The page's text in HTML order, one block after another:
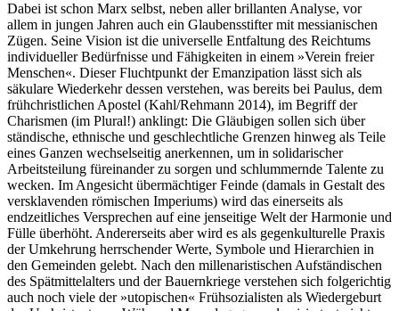
Dabei ist schon Marx selbst, neben aller brillanten Analyse, vor
allem in jungen Jahren auch ein Glaubensstifter mit messianischen
Zügen. Seine Vision ist die universelle Entfaltung des Reichtums
individueller Bedürfnisse und Fähigkeiten in einem »Verein freier
Menschen«. Dieser Fluchtpunkt der Emanzipation lässt sich als
säkulare Wiederkehr dessen verstehen, was bereits bei Paulus, dem
frühchristlichen Apostel (Kahl/Rehmann 2014), im Begriff der
Charismen (im Plural!) anklingt: Die Gläubigen sollen sich über
ständische, ethnische und geschlechtliche Grenzen hinweg als Teile
eines Ganzen wechselseitig anerkennen, um in solidarischer
Arbeitsteilung füreinander zu sorgen und schlummernde Talente zu
wecken. Im Angesicht übermächtiger Feinde (damals in Gestalt des
versklavenden römischen Imperiums) wird das einerseits als
endzeitliches Versprechen auf eine jenseitige Welt der Harmonie und
Fülle überhöht. Andererseits aber wird es als gegenkulturelle Praxis
der Umkehrung herrschender Werte, Symbole und Hierarchien in
den Gemeinden gelebt. Nach den millenaristischen Aufständischen
des Spätmittelalters und der Bauernkriege verstehen sich folgerichtig
auch noch viele der »utopischen« Frühsozialisten als Wiedergeburt